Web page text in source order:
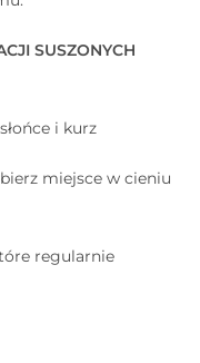
SUSZONYCH
i kurz
miejsce w cieniu
regularnie